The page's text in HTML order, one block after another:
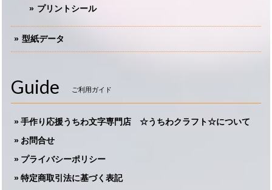
プリントシール
型紙データ
Guide ご利用ガイド
手作り応援うちわ文字専門店 ☆うちわクラフト☆について
お問合せ
プライバシーポリシー
特定商取引法に基づく表記